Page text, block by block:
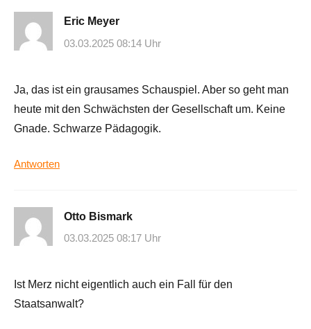
Eric Meyer
03.03.2025 08:14 Uhr
Ja, das ist ein grausames Schauspiel. Aber so geht man
heute mit den Schwächsten der Gesellschaft um. Keine
Gnade. Schwarze Pädagogik.
Antworten
Otto Bismark
03.03.2025 08:17 Uhr
Ist Merz nicht eigentlich auch ein Fall für den
Staatsanwalt?